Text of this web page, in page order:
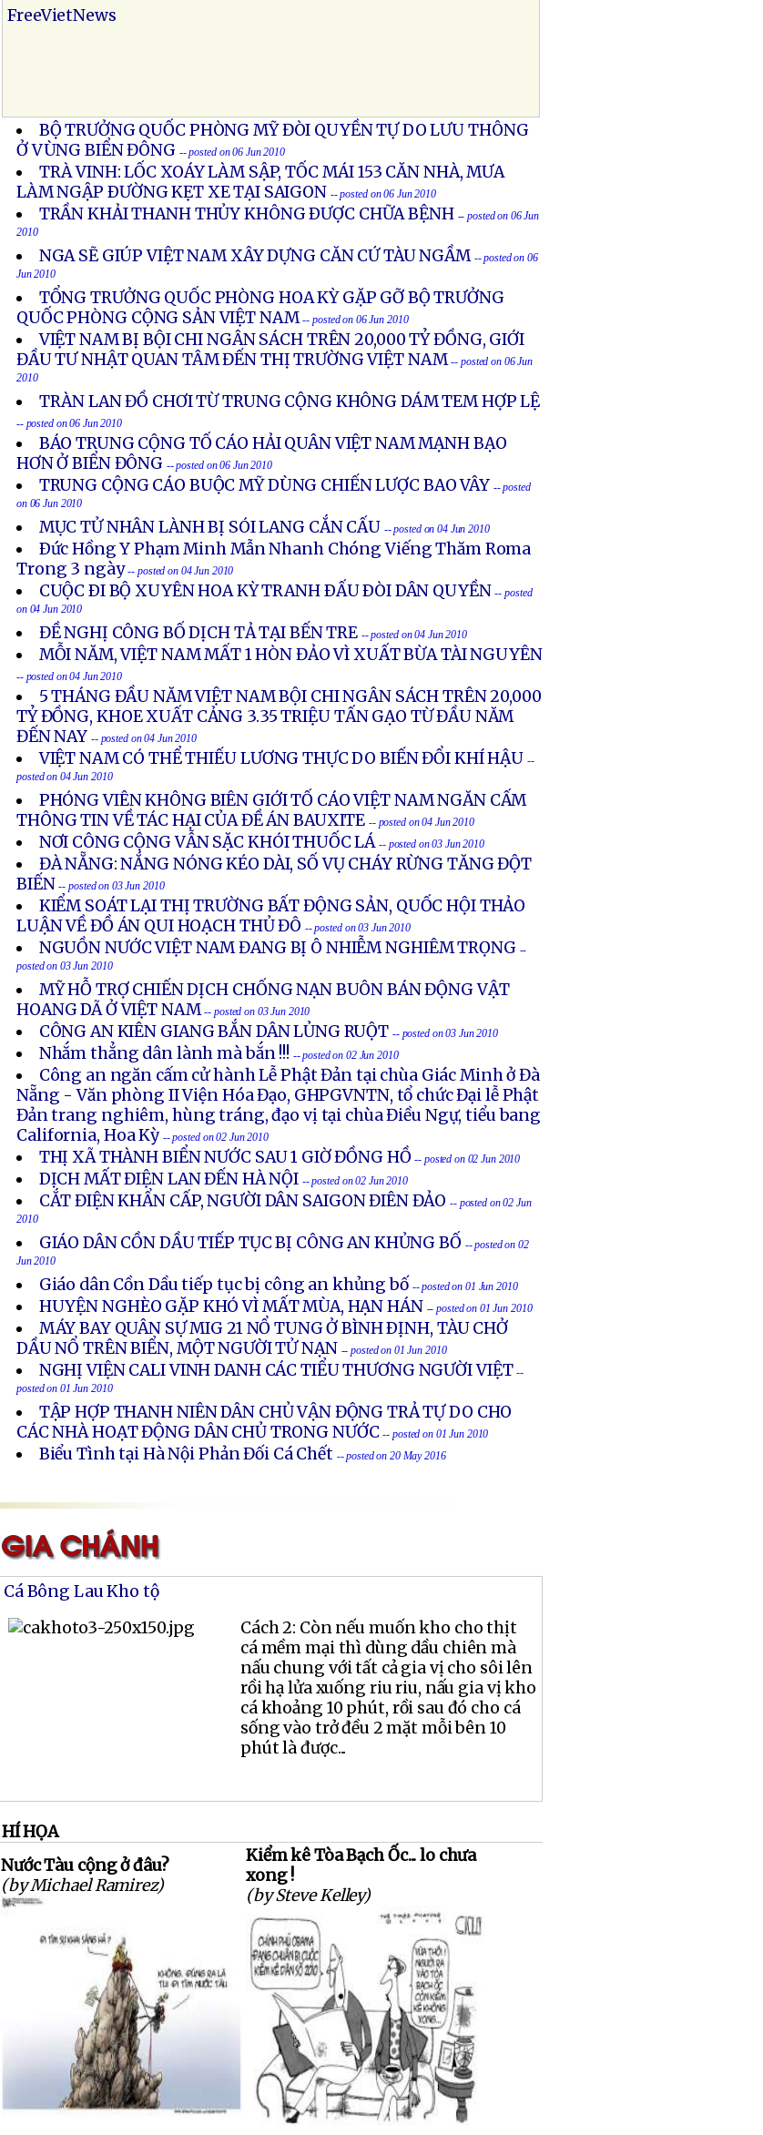
FreeVietNews
BỘ TRƯỞNG QUỐC PHÒNG MỸ ĐÒI QUYỀN TỰ DO LƯU THÔNG
Ở VÙNG BIỂN ĐÔNG -- posted on 06 Jun 2010
TRÀ VINH: LỐC XOÁY LÀM SẬP, TỐC MÁI 153 CĂN NHÀ, MƯA
LÀM NGẬP ÐƯỜNG KẸT XE TẠI SAIGON -- posted on 06 Jun 2010
TRẦN KHẢI THANH THỦY KHÔNG ÐƯỢC CHỮA BỆNH -- posted on 06 Jun
2010
NGA SẼ GIÚP VIỆT NAM XÂY DỰNG CĂN CỨ TÀU NGẦM -- posted on 06
Jun 2010
TỔNG TRƯỞNG QUỐC PHÒNG HOA KỲ GẶP GỠ BỘ TRƯỞNG
QUỐC PHÒNG CỘNG SẢN VIỆT NAM -- posted on 06 Jun 2010
VIỆT NAM BỊ BỘI CHI NGÂN SÁCH TRÊN 20,000 TỶ ĐỒNG, GIỚI
ĐẦU TƯ NHẬT QUAN TÂM ĐẾN THỊ TRƯỜNG VIỆT NAM -- posted on 06 Jun
2010
TRÀN LAN ĐỒ CHƠI TỪ TRUNG CỘNG KHÔNG DÁM TEM HỢP LỆ
-- posted on 06 Jun 2010
BÁO TRUNG CỘNG TỐ CÁO HẢI QUÂN VIỆT NAM MẠNH BẠO
HƠN Ở BIỂN ĐÔNG -- posted on 06 Jun 2010
TRUNG CỘNG CÁO BUỘC MỸ DÙNG CHIẾN LƯỢC BAO VÂY -- posted
on 06 Jun 2010
MỤC TỬ NHÂN LÀNH BỊ SÓI LANG CẮN CẤU -- posted on 04 Jun 2010
Ðức Hồng Y Phạm Minh Mẫn Nhanh Chóng Viếng Thăm Roma
Trong 3 ngày -- posted on 04 Jun 2010
CUỘC ÐI BỘ XUYÊN HOA KỲ TRANH ÐẤU ÐÒI DÂN QUYỀN -- posted
on 04 Jun 2010
ĐỀ NGHỊ CÔNG BỐ DỊCH TẢ TẠI BẾN TRE -- posted on 04 Jun 2010
MỖI NĂM, VIỆT NAM MẤT 1 HÒN ĐẢO VÌ XUẤT BỪA TÀI NGUYÊN
-- posted on 04 Jun 2010
5 THÁNG ĐẦU NĂM VIỆT NAM BỘI CHI NGÂN SÁCH TRÊN 20,000
TỶ ĐỒNG, KHOE XUẤT CẢNG 3.35 TRIỆU TẤN GẠO TỪ ĐẦU NĂM
ĐẾN NAY -- posted on 04 Jun 2010
VIỆT NAM CÓ THỂ THIẾU LƯƠNG THỰC DO BIẾN ĐỔI KHÍ HẬU --
posted on 04 Jun 2010
PHÓNG VIÊN KHÔNG BIÊN GIỚI TỐ CÁO VIỆT NAM NGĂN CẤM
THÔNG TIN VỀ TÁC HẠI CỦA ĐỀ ÁN BAUXITE -- posted on 04 Jun 2010
NƠI CÔNG CỘNG VẪN SẶC KHÓI THUỐC LÁ -- posted on 03 Jun 2010
ĐÀ NẴNG: NẮNG NÓNG KÉO DÀI, SỐ VỤ CHÁY RỪNG TĂNG ĐỘT
BIẾN -- posted on 03 Jun 2010
KIỂM SOÁT LẠI THỊ TRƯỜNG BẤT ĐỘNG SẢN, QUỐC HỘI THẢO
LUẬN VỀ ĐỒ ÁN QUI HOẠCH THỦ ĐÔ -- posted on 03 Jun 2010
NGUỒN NƯỚC VIỆT NAM ĐANG BỊ Ô NHIỄM NGHIÊM TRỌNG --
posted on 03 Jun 2010
MỸ HỖ TRỢ CHIẾN DỊCH CHỐNG NẠN BUÔN BÁN ĐỘNG VẬT
HOANG DÃ Ở VIỆT NAM -- posted on 03 Jun 2010
CÔNG AN KIÊN GIANG BẮN DÂN LỦNG RUỘT -- posted on 03 Jun 2010
Nhắm thẳng dân lành mà bắn !!! -- posted on 02 Jun 2010
Công an ngăn cấm cử hành Lễ Phật Đản tại chùa Giác Minh ở Đà
Nẵng - Văn phòng II Viện Hóa Đạo, GHPGVNTN, tổ chức Đại lễ Phật
Đản trang nghiêm, hùng tráng, đạo vị tại chùa Điều Ngự, tiểu bang
California, Hoa Kỳ -- posted on 02 Jun 2010
THỊ XÃ THÀNH BIỂN NƯỚC SAU 1 GIỜ ĐỒNG HỒ -- posted on 02 Jun 2010
DỊCH MẤT ĐIỆN LAN ĐẾN HÀ NỘI -- posted on 02 Jun 2010
CẮT ĐIỆN KHẨN CẤP, NGƯỜI DÂN SAIGON ĐIÊN ĐẢO -- posted on 02 Jun
2010
GIÁO DÂN CỒN DẦU TIẾP TỤC BỊ CÔNG AN KHỦNG BỐ -- posted on 02
Jun 2010
Giáo dân Cồn Dầu tiếp tục bị công an khủng bố -- posted on 01 Jun 2010
HUYỆN NGHÈO GẶP KHÓ VÌ MẤT MÙA, HẠN HÁN -- posted on 01 Jun 2010
MÁY BAY QUÂN SỰ MIG 21 NỔ TUNG Ở BÌNH ÐỊNH, TÀU CHỞ
DẦU NỔ TRÊN BIỂN, MỘT NGƯỜI TỬ NẠN -- posted on 01 Jun 2010
NGHỊ VIỆN CALI VINH DANH CÁC TIỂU THƯƠNG NGƯỜI VIỆT--
posted on 01 Jun 2010
TẬP HỢP THANH NIÊN DÂN CHỦ VẬN ĐỘNG TRẢ TỰ DO CHO
CÁC NHÀ HOẠT ĐỘNG DÂN CHỦ TRONG NƯỚC -- posted on 01 Jun 2010
Biểu Tình tại Hà Nội Phản Đối Cá Chết -- posted on 20 May 2016
Cá Bông Lau Kho tộ
Cách 2: Còn nếu muốn kho cho thịt
cá mềm mại thì dùng dầu chiên mà
nấu chung với tất cả gia vị cho sôi lên
rồi hạ lửa xuống riu riu, nấu gia vị kho
cá khoảng 10 phút, rồi sau đó cho cá
sống vào trở đều 2 mặt mỗi bên 10
phút là được...
HÍ HỌA
Nước Tàu cộng ở đâu?
(by Michael Ramirez)
Kiểm kê Tòa Bạch Ốc... lo chưa
xong !
(by Steve Kelley)